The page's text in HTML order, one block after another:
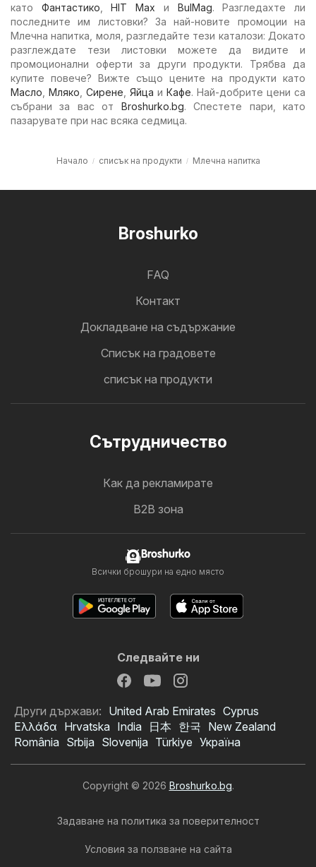
като Фантастико ,HIT Max и BulMag. Разгледахте ли
последните им листовки? За най-новите промоции на
Млечна напитка, моля, разгледайте тези каталози: Докато
разглеждате тези листовки можете да видите и
промоционални оферти за други продукти. Трябва да
купите повече? Вижте също цените на продукти като
Масло Мляко Сирене Яйца и Кафе. Най-добрите цени са
събрани за вас от Broshurko.bg. Спестете пари, като
пазарувате при нас всяка седмица.
Начало списък на продукти Млечна напитка
Broshurko
FAQ
Контакт
Докладване на съдържание
Cписък на градовете
списък на продукти
Cътрудничество
Как да рекламирате
B2B зона
Broshurko
Всички брошури на едно място
Следвайте ни
Други държави: United Arab Emirates Cyprus
Ελλάδα Hrvatska India 日本 한국 New Zealand
România Srbija Slovenija Türkiye Україна
Copyright © 2026 Broshurko.bg.
Задаване на политика за поверителност
Условия за ползване на сайта